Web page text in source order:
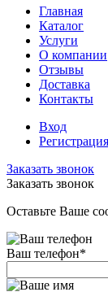
Главная
Каталог
Услуги
О компании
Отзывы
Доставка
Контакты
Вход
Регистрация
Заказать звонок
Заказать звонок
Оставьте Ваше
Ваш телефон*